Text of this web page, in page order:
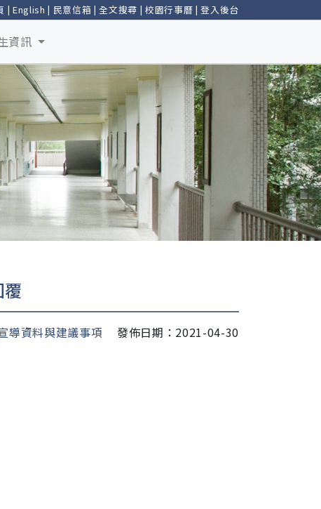
| English | 民意信箱 |全文搜尋 | 校園行事曆 |登入後台
資訊
導資料與建議事項 發佈日期：2021-04-30